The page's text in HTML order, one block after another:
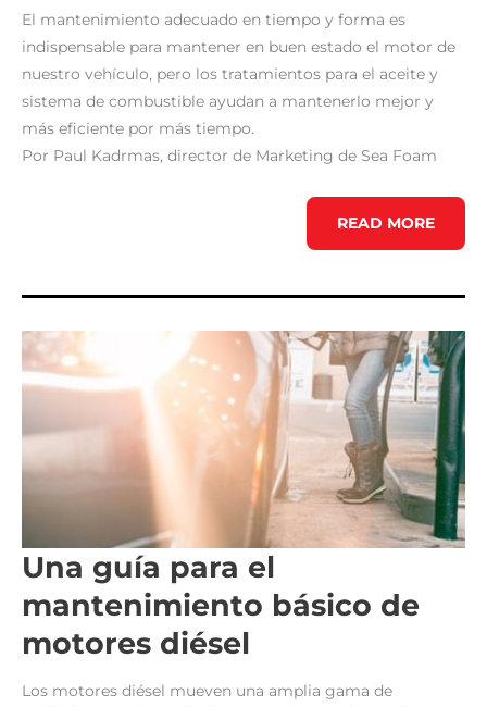
El mantenimiento adecuado en tiempo y forma es
indispensable para mantener en buen estado el motor de
nuestro vehículo, pero los tratamientos para el aceite y
sistema de combustible ayudan a mantenerlo mejor y
más eficiente por más tiempo.
Por Paul Kadrmas, director de Marketing de Sea Foam
PREPARA
VEHÍCULO
VERIFICACIÓN
READ MORE
Una guía para el
mantenimiento básico de
motores diésel
Los motores diésel mueven una amplia gama de